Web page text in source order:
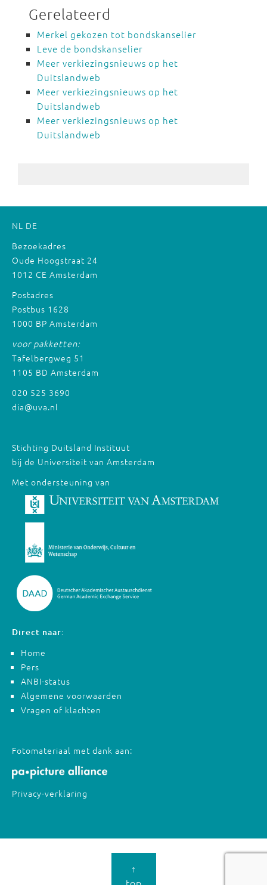
Gerelateerd
Merkel gekozen tot bondskanselier
Leve de bondskanselier
Meer verkiezingsnieuws op het
Duitslandweb
Meer verkiezingsnieuws op het
Duitslandweb
Meer verkiezingsnieuws op het
Duitslandweb
NL DE
Bezoekadres
Oude Hoogstraat 24
1012 CE Amsterdam
Postadres
Postbus 1628
1000 BP Amsterdam
voor pakketten:
Tafelbergweg 51
1105 BD Amsterdam
020 525 3690
dia@uva.nl
Stichting Duitsland Instituut
bij de Universiteit van Amsterdam
Met ondersteuning van
Direct naar:
Home
Pers
ANBI-status
Algemene voorwaarden
Vragen of klachten
Fotomateriaal met dank aan:
Privacy-verklaring
↑